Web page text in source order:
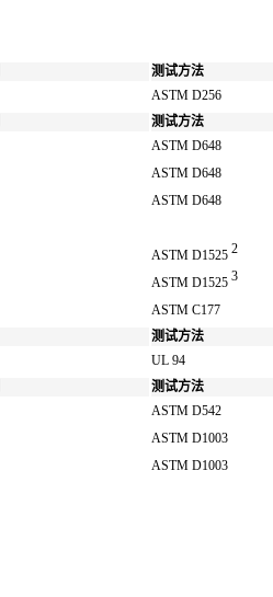
测试方法
ASTM D256
测试方法
ASTM D648
ASTM D648
ASTM D648
ASTM D1525 2
ASTM D1525 3
ASTM C177
测试方法
UL 94
测试方法
ASTM D542
ASTM D1003
ASTM D1003